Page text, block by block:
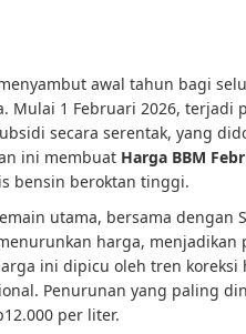
awal tahun bagi
Mulai 1 Februari 2026, terjadi
secara serentak, yang
ini membuat Harga BBM
bensin beroktan tinggi.
utama, bersama dengan
harga,
ini dipicu oleh tren koreksi
Penurunan yang paling
per liter.